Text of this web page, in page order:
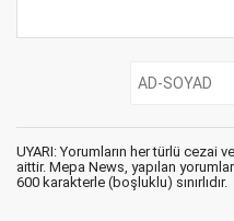
UYARI: Yorumların her türlü cezai
aittir. Mepa News, yapılan
600 karakterle (boşluklu) sınırlıdır.